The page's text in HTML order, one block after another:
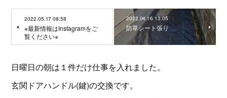
2022.05.17 08:58
※最新情報はInstagramをご
覧ください※
2022.04.16 13:05
防草シート張り
日曜日の朝は１件だけ仕事を入れました。
玄関ドアハンドル(鍵)の交換です。